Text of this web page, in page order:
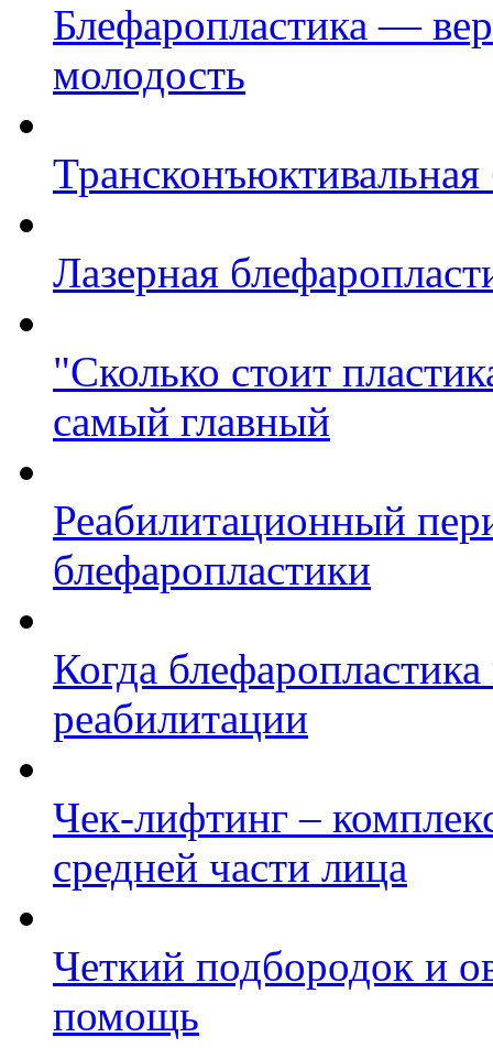
Блефаропластика —
молодость
Трансконъюктивальная
Лазерная
"Сколько стоит
самый главный
Реабилитационный
блефаропластики
Когда
реабилитации
Чек-лифтинг –
средней части лица
Четкий подбородок и
помощь